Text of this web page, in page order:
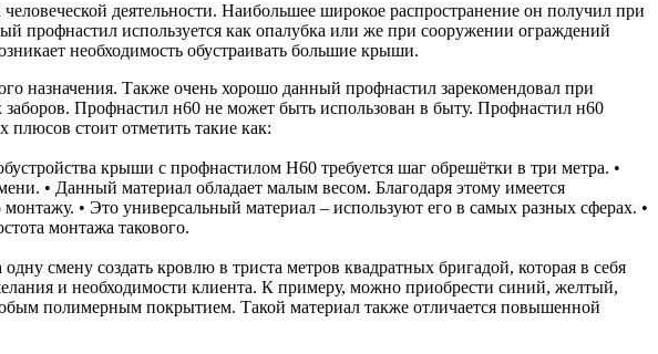
деятельности. Наибольшее широкое распространение он получил при
профнастил используется как опалубка или же при сооружении ограждений
необходимость обустраивать большие крыши.
назначения. Также очень хорошо данный профнастил зарекомендовал при
Профнастил н60 не может быть использован в быту. Профнастил н60
стоит отметить такие как:
крыши с профнастилом Н60 требуется шаг обрешётки в три метра. •
• Данный материал обладает малым весом. Благодаря этому имеется
• Это универсальный материал – используют его в самых разных сферах. •
монтажа такового.
смену создать кровлю в триста метров квадратных бригадой, которая в себя
и необходимости клиента. К примеру, можно приобрести синий, желтый,
полимерным покрытием. Такой материал также отличается повышенной